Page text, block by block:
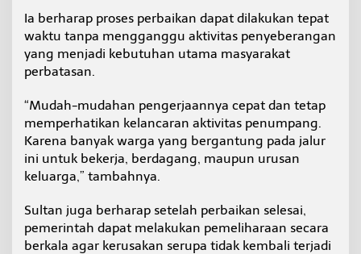
Ia berharap proses perbaikan dapat dilakukan tepat
waktu tanpa mengganggu aktivitas penyeberangan
yang menjadi kebutuhan utama masyarakat
perbatasan.
“Mudah-mudahan pengerjaannya cepat dan tetap
memperhatikan kelancaran aktivitas penumpang.
Karena banyak warga yang bergantung pada jalur
ini untuk bekerja, berdagang, maupun urusan
keluarga,” tambahnya.
Sultan juga berharap setelah perbaikan selesai,
pemerintah dapat melakukan pemeliharaan secara
berkala agar kerusakan serupa tidak kembali terjadi